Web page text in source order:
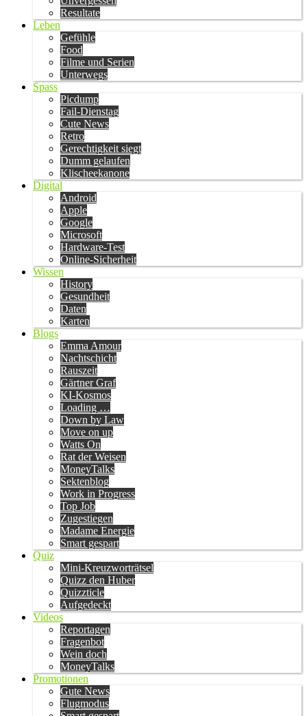
Resultate
Leben
Gefühle
Food
Filme und Serien
Unterwegs
Spass
Picdump
Fail-Dienstag
Cute News
Retro
Gerechtigkeit siegt
Dumm gelaufen
Klischeekanone
Digital
Android
Apple
Google
Microsoft
Hardware-Test
Online-Sicherheit
Wissen
History
Gesundheit
Daten
Karten
Blogs
Emma Amour
Nachtschicht
Rauszeit
Gärtner Graf
KI-Kosmos
Loading …
Down by Law
Move on up
Watts On
Rat der Weisen
MoneyTalks
Sektenblog
Work in Progress
Top Job
Zugestiegen
Madame Energie
Smart gespart
Quiz
Mini-Kreuzworträtsel
Quizz den Huber
Quizzticle
Aufgedeckt
Videos
Reportagen
Fragenbot
Wein doch
MoneyTalks
Promotionen
Gute News
Flugmodus